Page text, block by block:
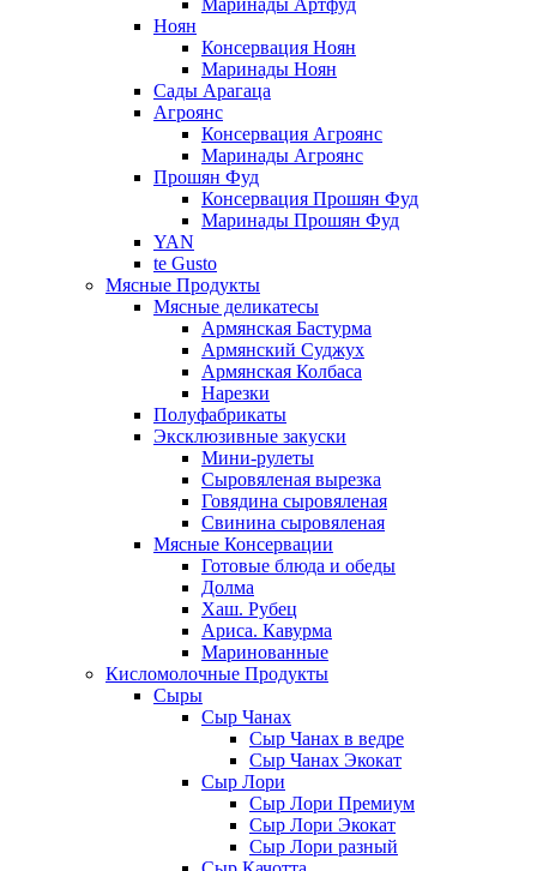
Маринады Артфуд
Ноян
Консервация Ноян
Маринады Ноян
Сады Арагаца
Агроянс
Консервация Агроянс
Маринады Агроянс
Прошян Фуд
Консервация Прошян Фуд
Маринады Прошян Фуд
YAN
te Gusto
Мясные Продукты
Мясные деликатесы
Армянская Бастурма
Армянский Суджух
Армянская Колбаса
Нарезки
Полуфабрикаты
Эксклюзивные закуски
Мини-рулеты
Сыровяленая вырезка
Говядина сыровяленая
Свинина сыровяленая
Мясные Консервации
Готовые блюда и обеды
Долма
Хаш. Рубец
Ариса. Кавурма
Маринованные
Кисломолочные Продукты
Сыры
Сыр Чанах
Сыр Чанах в ведре
Сыр Чанах Экокат
Сыр Лори
Сыр Лори Премиум
Сыр Лори Экокат
Сыр Лори разный